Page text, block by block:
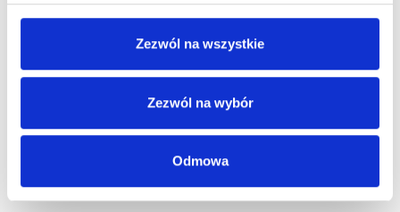
Zezwól na wszystkie
Zezwól na wybór
Odmowa
Kraków, ul. Grodzka 60
Wybierz rozmiar, aby sprawdzić dostępność w sklepach.
Łatwy zwrot do 14 dni przezWygodne Zwroty